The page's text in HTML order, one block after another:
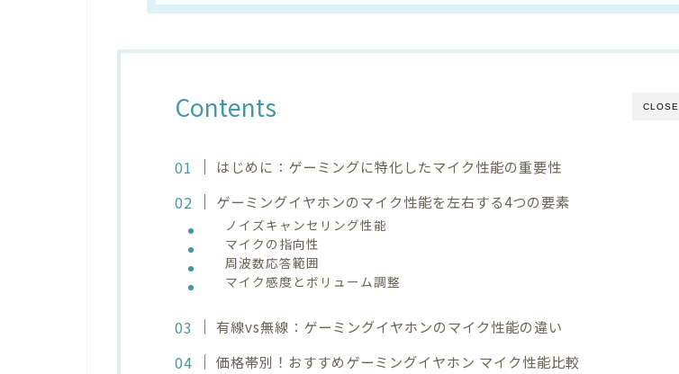
CLOSE
Contents
はじめに：ゲーミングに特化したマイク性能の重要性
ゲーミングイヤホンのマイク性能を左右する4つの要素
ノイズキャンセリング性能
マイクの指向性
周波数応答範囲
マイク感度とボリューム調整
有線vs無線：ゲーミングイヤホンのマイク性能の違い
価格帯別！おすすめゲーミングイヤホン マイク性能比較